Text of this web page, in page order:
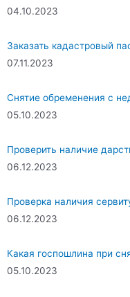
04.10.2023
Заказать кадастровый
07.11.2023
Снятие обременения с
05.10.2023
Проверить наличие
06.12.2023
Проверка наличия
06.12.2023
Какая госпошлина при
05.10.2023